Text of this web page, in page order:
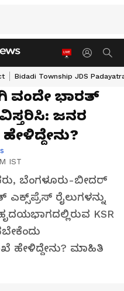
Bidadi Township JDS
ವಂದೇ ಭಾರತ್
ಜನರ
IST
ಬೆಂಗಳೂರು-ಬೀದರ್
ರೈಲುಗಳನ್ನು
KSR
ಹೇಳಿದ್ದೇನು? ಮಾಹಿತಿ